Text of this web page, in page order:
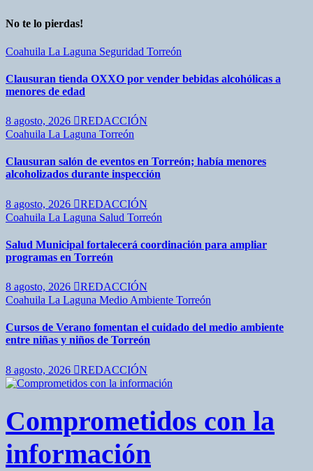
No te lo pierdas!
Coahuila La Laguna Seguridad Torreón
Clausuran tienda OXXO por vender bebidas alcohólicas a
menores de edad
8 agosto, 2026
REDACCIÓN
Coahuila La Laguna Torreón
Clausuran salón de eventos en Torreón; había menores
alcoholizados durante inspección
8 agosto, 2026
REDACCIÓN
Coahuila La Laguna Salud Torreón
Salud Municipal fortalecerá coordinación para ampliar
programas en Torreón
8 agosto, 2026
REDACCIÓN
Coahuila La Laguna Medio Ambiente Torreón
Cursos de Verano fomentan el cuidado del medio ambiente
entre niñas y niños de Torreón
8 agosto, 2026 REDACCIÓN
Comprometidos con la
información